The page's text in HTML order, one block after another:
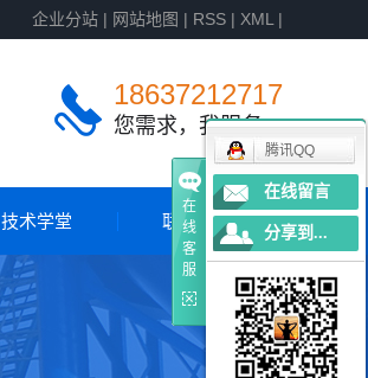
企业分站 | 网站地图 | RSS | XML |
18637212717
您需求，我服务
技术学堂 联系我们
在
线
客
服
腾讯QQ
在线留言
分享到...